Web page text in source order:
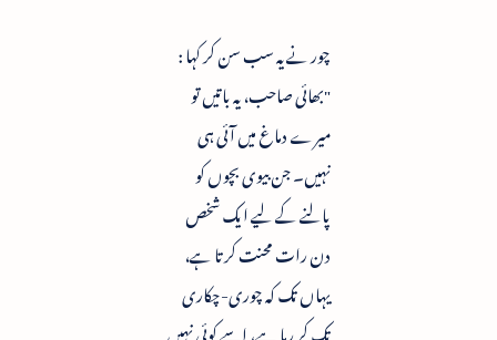
چور نے یہ سب سن کر کہا :
"بھائی صاحب، یہ باتیں تو
میرے دماغ میں آئی ہی
نہیں۔ جن بیوی بچوں کو
پالنے کے لیے ایک شخص
دن رات محنت کرتا ہے،
یہاں تک کہ چوری-چکاری